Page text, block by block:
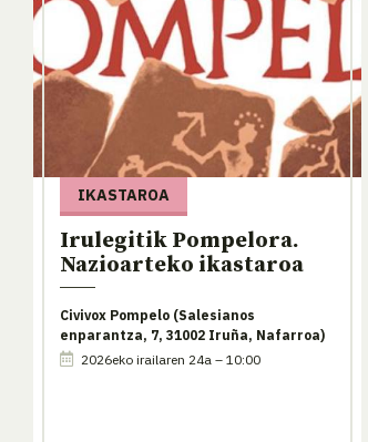
IKASTAROA
Irulegitik Pompelora.
Nazioarteko ikastaroa
Civivox Pompelo (Salesianos
enparantza, 7, 31002 Iruña, Nafarroa)
2026eko irailaren 24a – 10:00